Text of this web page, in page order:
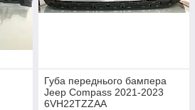
Губа переднього бампера
Jeep Compass 2021-2023
6VH22TZZAA